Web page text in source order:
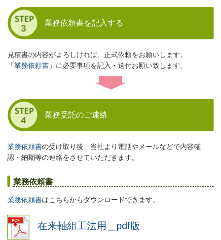
業務依頼書を記入する
見積書の内容がよろしければ、正式依頼をお願いします。
「業務依頼書 」に必要事項を記入・送付お願い致します。
業務受託のご連絡
業務依頼書の受け取り後、当社より電話やメールなどで内容確
認・納期等の連絡をさせていただきます。
業務依頼書
業務依頼書はこちらからダウンロードできます。
在来軸組工法用＿pdf版